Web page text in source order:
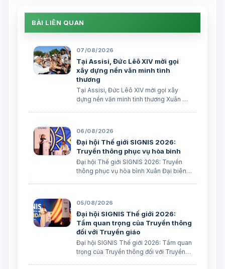
BÀI LIÊN QUAN
07/08/2026
Tại Assisi, Đức Lêô XIV mời gọi
xây dựng nền văn minh tình
thương
Tại Assisi, Đức Lêô XIV mời gọi xây
dựng nền văn minh tình thương Xuân Đại
06/08/2026
Đại hội Thế giới SIGNIS 2026:
Truyền thông phục vụ hòa bình
Đại hội Thế giới SIGNIS 2026: Truyền
thông phục vụ hòa bình Xuân Đại biên
05/08/2026
Đại hội SIGNIS Thế giới 2026:
Tầm quan trọng của Truyền thông
đối với Truyền giáo
Đại hội SIGNIS Thế giới 2026: Tầm quan
trọng của Truyền thông đối với Truyền